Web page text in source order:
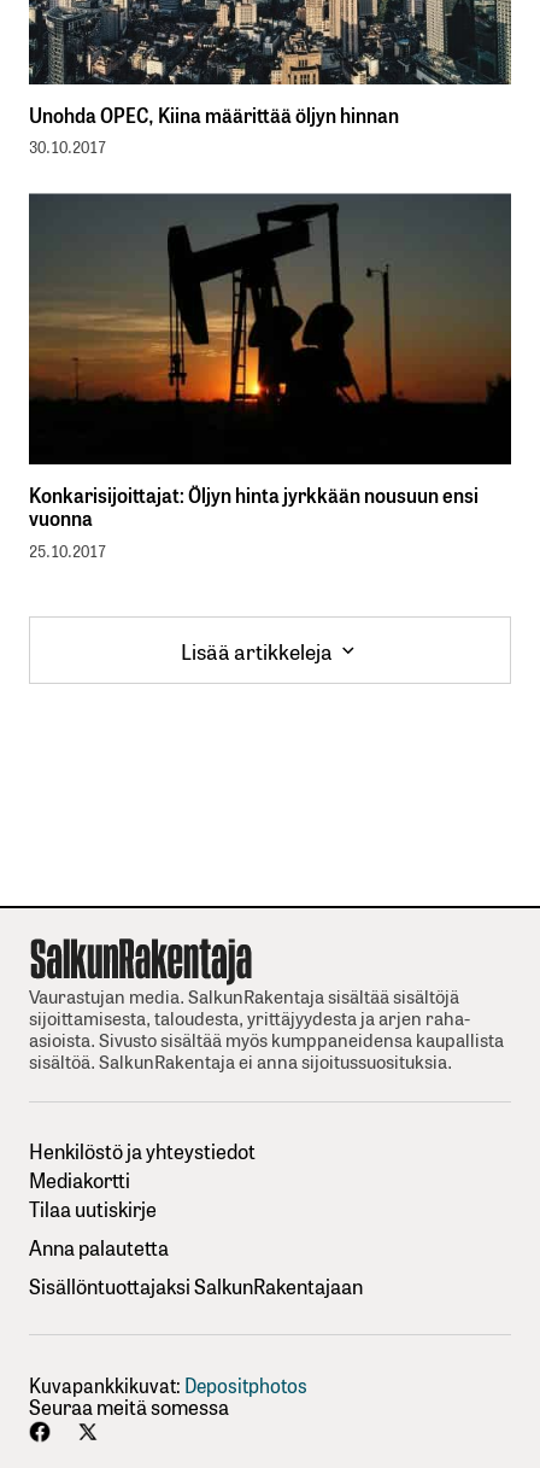
Unohda OPEC, Kiina määrittää öljyn hinnan
30.10.2017
Konkarisijoittajat: Öljyn hinta jyrkkään nousuun ensi
vuonna
25.10.2017
Lisää artikkeleja
Lisää artikkeleja
Vaurastujan media. SalkunRakentaja sisältää sisältöjä
sijoittamisesta, taloudesta, yrittäjyydesta ja arjen raha-
asioista. Sivusto sisältää myös kumppaneidensa kaupallista
sisältöä. SalkunRakentaja ei anna sijoitussuosituksia.
Henkilöstö ja yhteystiedot
Mediakortti
Tilaa uutiskirje
Anna palautetta
Sisällöntuottajaksi SalkunRakentajaan
Kuvapankkikuvat: Depositphotos
Seuraa meitä somessa